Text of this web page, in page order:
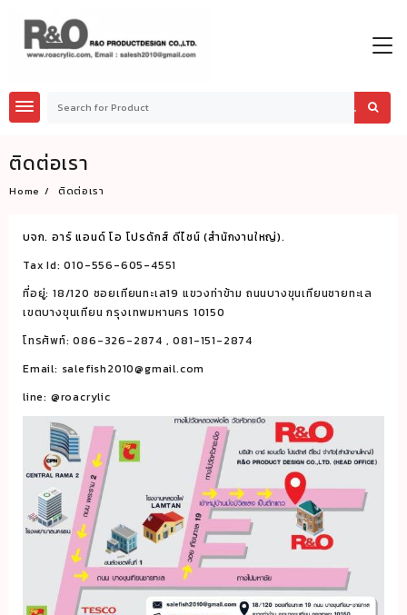
content
ติดต่อเรา
Home ติดต่อเรา
บจก. อาร์ แอนด์ โอ โปรดักส์ ดีไซน์ (สำนักงานใหญ่).
Tax Id: 010-556-605-4551
ที่อยู่: 18/120 ซอยเทียนทะเล19 แขวงท่าข้าม ถนนบางขุนเทียนชายทะเล
เขตบางขุนเทียน กรุงเทพมหานคร 10150
โทรศัพท์: 086-326-2874 , 081-151-2874
Email: salefish2010@gmail.com
line: @roacrylic